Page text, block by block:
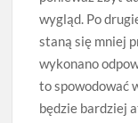
wygląd. Po
staną się mniej
wykonano
to spowodować
będzie bardziej